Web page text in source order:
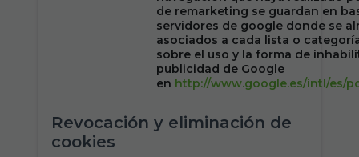
de remarketing se guardan en
servidores de google donde se
asociados a cada lista o
sobre el uso y la forma de
publicidad de Google
en http://www.google.es/intl/es/
Revocación y eliminación de
cookies